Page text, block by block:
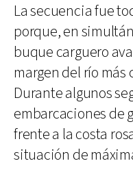
La secuencia fue
porque, en
buque carguero
margen del río más
Durante algunos
embarcaciones de
frente a la costa
situación de